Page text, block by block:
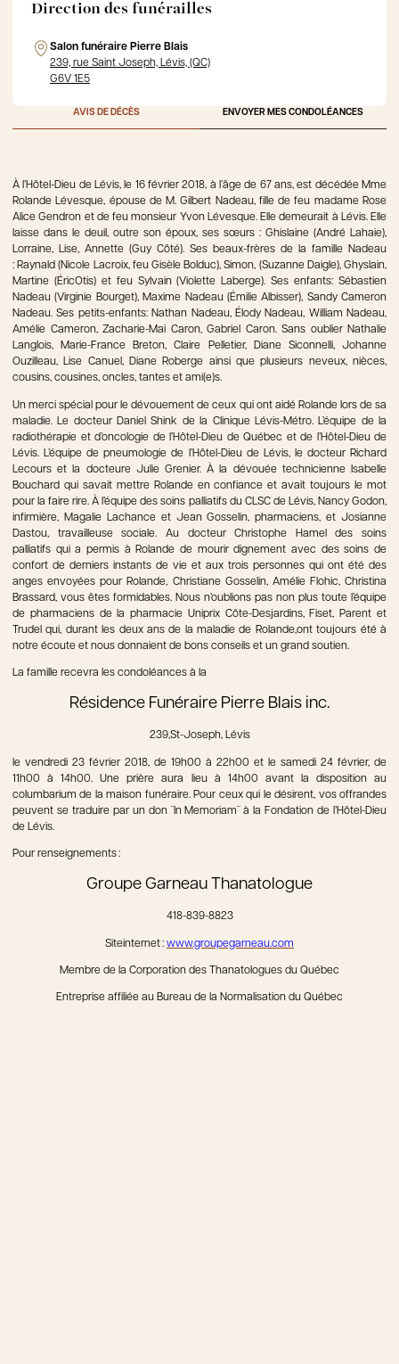
Direction des funérailles
Salon funéraire Pierre Blais
239, rue Saint Joseph, Lévis, (QC)
G6V 1E5
AVIS DE DÉCÈS ENVOYER MES CONDOLÉANCES
À l’Hôtel-Dieu de Lévis, le 16 février 2018, à l’âge de 67 ans, est décédée Mme
Rolande Lévesque, épouse de M. Gilbert Nadeau, fille de feu madame Rose
Alice Gendron et de feu monsieur Yvon Lévesque. Elledemeurait à Lévis. Elle
laisse dans le deuil, outre son époux, ses sœurs : Ghislaine (André Lahaie),
Lorraine, Lise, Annette (Guy Côté). Ses beaux-frères de la famille
Nadeau
: Raynald (Nicole Lacroix, feu Gisèle Bolduc), Simon, (Suzanne Daigle), Ghyslain,
Martine (ÉricOtis) et feu Sylvain (Violette Laberge).Sesenfants:Sébastien
Nadeau (Virginie Bourget), Maxime Nadeau (ÉmilieAlbisser), Sandy Cameron
Nadeau. Ses petits-enfants: Nathan Nadeau, Élody Nadeau, William Nadeau,
Amélie Cameron, Zacharie-Mai Caron, Gabriel Caron. Sans oublier Nathalie
Langlois, Marie-France Breton, Claire Pelletier, Diane Siconnelli , Johanne
Ouzilleau, Lise Canuel, Diane Roberge ainsi que plusieurs neveux, nièces,
cousins, cousines, oncles, tantes et ami(e)s.
Un merci spécial pour le dévouement de ceux qui ont aidé Rolande lors de sa
maladie. Le docteur Daniel Shink de la Clinique Lévis-Métro. L’équipe de la
radiothérapie et d’oncologie de l’Hôtel-Dieu de Québec et de l’Hôtel-Dieu de
Lévis. L’équipe de pneumologie de l’Hôtel-Dieu de Lévis, le docteur Richard
Lecours et la docteure Julie Grenier.À la dévouée technicienne Isabelle
Bouchard qui savait mettre Rolande en confiance et avait toujours le mot
pour la faire rire. À l’équipe des soins palliatifs du CLSC de Lévis, Nancy Godon,
infirmière, Magalie Lachance et Jean Gosselin, pharmaciens, et Josianne
Dastou, travailleuse sociale. Au docteur Christophe Hamel des soins
palliatifs qui a permis à Rolande de mourir dignement avec des soins de
confort de derniers instants de vie et aux trois personnes qui ont été des
anges envoyées pour Rolande, Christiane Gosselin, Amélie Flohic, Christina
Brassard, vous êtes formidables. Nous n’oublions pas non plus toute l’équipe
de pharmaciens de la pharmacie Uniprix Côte-Desjardins, Fiset, Parent et
Trudel qui, durant les deux ans de la maladie de Rolande,ont toujours été à
notre écoute et nous donnaient de bons conseils et un grand soutien.
La famille recevra les condoléances à la
Résidence Funéraire Pierre Blais inc.
239,St-Joseph, Lévis
le vendredi 23 février 2018, de 19h00 à 22h00 et le samedi 24 février, de
11h00 à 14h00.
Une prière aura lieu à 14h00 avant la disposition au
columbarium de la maison funéraire. Pour ceux qui le désirent, vos offrandes
peuvent se traduire par un don ¨In Memoriam
¨ à la Fondation de l’Hôtel-Dieu
de Lévis.
Pour renseignements :
Groupe Garneau Thanatologue
418-839-8823
Siteinternet : www.groupegarneau.com
Membre de la Corporation des Thanatologues du Québec
Entreprise affiliée au Bureau de la Normalisation du Québec